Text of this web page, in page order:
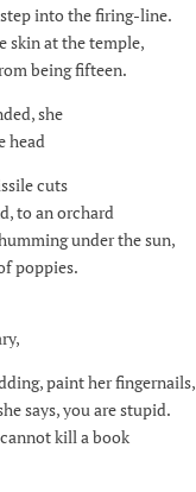
into the firing-line.
skin at the temple,
being fifteen.
she
head
cuts
to an orchard
under the sun,
poppies.
paint her fingernails,
says, you are stupid.
kill a book